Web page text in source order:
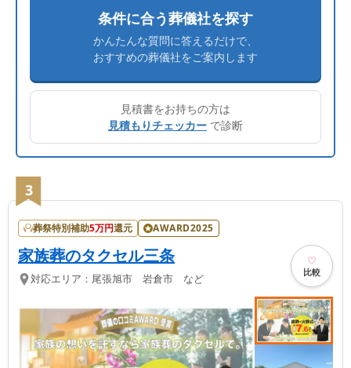
条件に合う葬儀社を探す
かんたんな質問に答えるだけで、
おすすめの葬儀社をご案内します
見積書をお持ちの方は
見積もりチェッカー で診断
3
葬祭特別補助5万円還元 AWARD2025
家族葬のタクセル三条
対応エリア： 尾張旭市 岩倉市 など 比較